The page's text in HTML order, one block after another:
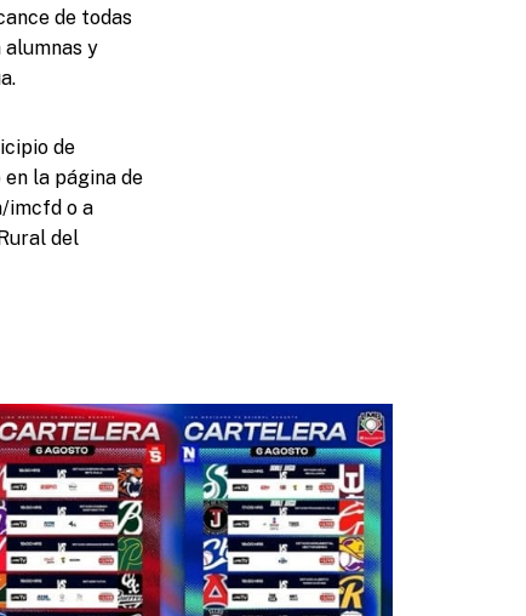
de todas
y
de
la página de
imcfd o a
del